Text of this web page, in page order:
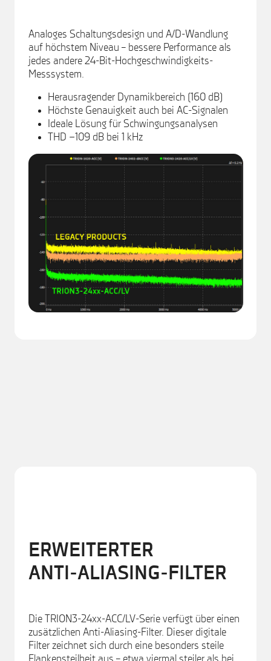
Analoges Schaltungsdesign und A/D-Wandlung
auf höchstem Niveau – bessere Performance als
jedes andere 24-Bit-Hochgeschwindigkeits-
Messsystem.
Herausragender Dynamikbereich (160 dB)
Höchste Genauigkeit auch bei AC-Signalen
Ideale Lösung für Schwingungsanalysen
THD −109 dB bei 1 kHz
ERWEITERTER
ANTI-ALIASING-FILTER
Die TRION3-24xx-ACC/LV-Serie verfügt über einen
zusätzlichen Anti-Aliasing-Filter. Dieser digitale
Filter zeichnet sich durch eine besonders steile